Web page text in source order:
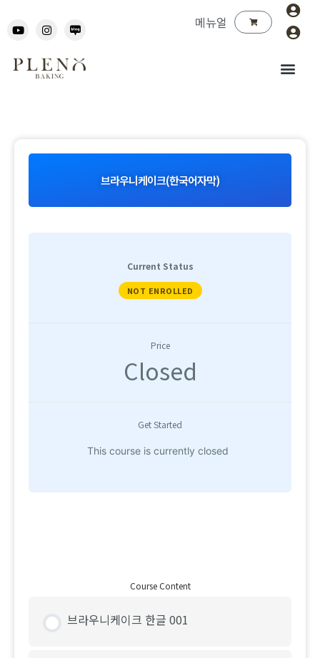
메뉴얼
브라우니케이크(한국어자막)
Current Status
NOT ENROLLED
Price
Closed
Get Started
This course is currently closed
Course Content
브라우니케이크 한글 001